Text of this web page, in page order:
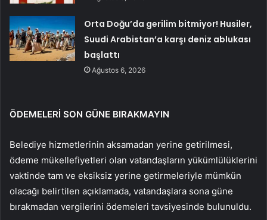
Orta Doğu’da gerilim bitmiyor! Husiler,
Suudi Arabistan’a karşı deniz ablukası
başlattı
Ağustos 6, 2026
ÖDEMELERİ SON GÜNE BIRAKMAYIN
Belediye hizmetlerinin aksamadan yerine getirilmesi,
ödeme mükellefiyetleri olan vatandaşların yükümlülüklerini
vaktinde tam ve eksiksiz yerine getirmeleriyle mümkün
olacağı belirtilen açıklamada, vatandaşlara sona güne
bırakmadan vergilerini ödemeleri tavsiyesinde bulunuldu.